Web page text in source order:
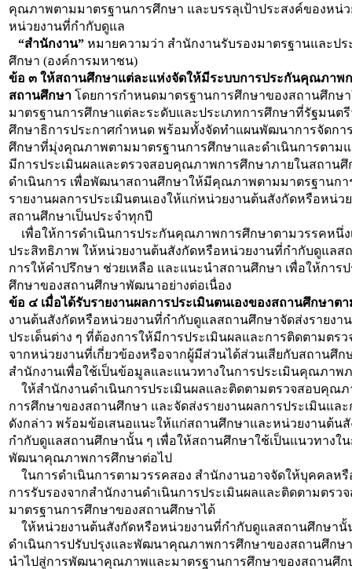
คุณภาพตามมาตรฐานการศึกษา และบรรลุเป้าประสงค์ของหน่
หน่วยงานที่กำกับดูแล
“สำนักงาน” หมายความว่า สำนักงานรับรองมาตรฐานและป
ศึกษา (องค์การมหาชน)
ข้อ ๓ ให้สถานศึกษาแต่ละแห่งจัดให้มีระบบการประกันคุณภาพ
สถานศึกษา โดยการกำหนดมาตรฐานการศึกษาของสถานศึกษ
มาตรฐานการศึกษาแต่ละระดับและประเภทการศึกษาที่รัฐมนตรี
ศึกษาธิการประกาศกำหนด พร้อมทั้งจัดทำแผนพัฒนาการจัดกา
ศึกษาที่มุ่งคุณภาพตามมาตรฐานการศึกษาและดำเนินการตาม
มีการประเมินผลและตรวจสอบคุณภาพการศึกษาภายในสถานศึ
ดำเนินการ เพื่อพัฒนาสถานศึกษาให้มีคุณภาพตามมาตรฐานกา
รายงานผลการประเมินตนเองให้แก่หน่วยงานต้นสังกัดหรือหน่ว
สถานศึกษาเป็นประจำทุกปี
เพื่อให้การดำเนินการประกันคุณภาพการศึกษาตามวรรคหนึ่ง
ประสิทธิภาพ ให้หน่วยงานต้นสังกัดหรือหน่วยงานที่กำกับดูแล
การให้คำปรึกษา ช่วยเหลือ และแนะนำสถานศึกษา เพื่อให้กา
ศึกษาของสถานศึกษาพัฒนาอย่างต่อเนื่อง
ข้อ ๔ เมื่อได้รับรายงานผลการประเมินตนเองของสถานศึกษาต
งานต้นสังกัดหรือหน่วยงานที่กำกับดูแลสถานศึกษาจัดส่งรายงา
ประเด็นต่าง ๆ ที่ต้องการให้มีการประเมินผลและการติดตามตร
จากหน่วยงานที่เกี่ยวข้องหรือจากผู้มีส่วนได้ส่วนเสียกับสถานศึ
สำนักงานเพื่อใช้เป็นข้อมูลและแนวทางในการประเมินคุณภาพ
ให้สำนักงานดำเนินการประเมินผลและติดตามตรวจสอบคุณ
การศึกษาของสถานศึกษา และจัดส่งรายงานผลการประเมินแล
ดังกล่าว พร้อมข้อเสนอแนะให้แก่สถานศึกษาและหน่วยงานต้น
กำกับดูแลสถานศึกษานั้น ๆ เพื่อให้สถานศึกษาใช้เป็นแนวทางใ
พัฒนาคุณภาพการศึกษาต่อไป
ในการดำเนินการตามวรรคสอง สำนักงานอาจจัดให้บุคคลห
การรับรองจากสำนักงานดำเนินการประเมินผลและติดตามตร
มาตรฐานการศึกษาของสถานศึกษาได้
ให้หน่วยงานต้นสังกัดหรือหน่วยงานที่กำกับดูแลสถานศึกษานั้
ดำเนินการปรับปรุงและพัฒนาคุณภาพการศึกษาของสถานศึกษ
นำไปสู่การพัฒนาคุณภาพและมาตรฐานการศึกษาของสถานศึก